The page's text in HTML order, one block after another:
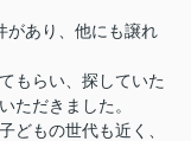
があり、他にも譲れ
もらい、探していた
ただきました。
どもの世代も近く、